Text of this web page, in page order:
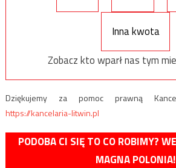
Inna kwota
Zobacz kto wparł nas tym
Dziękujemy za pomoc prawną
https://kancelaria-litwin.pl
PODOBA CI SIĘ TO CO ROBIMY?
MAGNA POLONIA!